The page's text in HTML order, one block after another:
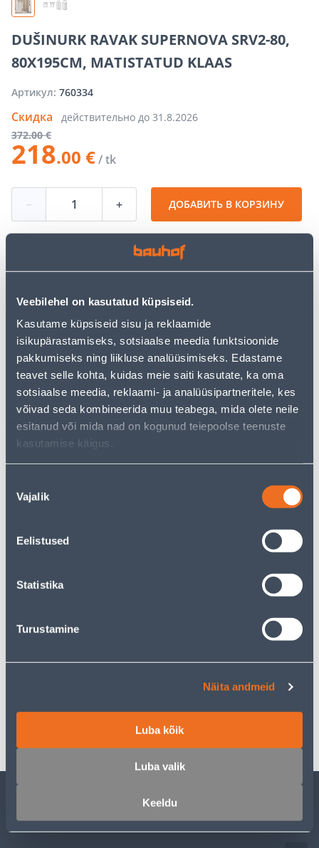
Veebilehel on kasutatud küpsiseid.
Kasutame küpsiseid sisu ja reklaamide
isikupärastamiseks, sotsiaalse meedia funktsioonide
pakkumiseks ning liikluse analüüsimiseks. Edastame
teavet selle kohta, kuidas meie saiti kasutate, ka oma
sotsiaalse meedia, reklaami- ja analüüsipartneritele, kes
võivad seda kombineerida muu teabega, mida olete neile
esitanud või mida nad on kogunud teiepoolse teenuste
kasutamise käigus.
valik
Vajalik
Eelistused
Statistika
Turustamine
Näita andmeid
Luba kõik
Luba valik
Keeldu
DUŠINURK RAVAK SUPERNOVA SRV2-80,
80X195CM, MATISTATUD KLAAS
Артикул: 760334
Скидка действительно до 31.8.2026
372.00 €
218.00 €/ tk
− + ДОБАВИТЬ В КОРЗИНУ
• Dušinurga komplekteerimiseks on vaja tellida 2
SRV2-S toodet.
• Dušikabiin tarnitakse ilma aluseta!
• 14-päevane tagastusõigus.
• HANKIJA LAOST TELLITAV TOODE
Калькулятор рассрочки
Ожидаемая доставка домой от 16,90 € с 20.08.2026